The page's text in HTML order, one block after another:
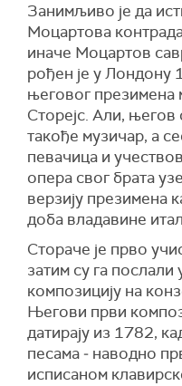
Занимљиво је да
Моцартова
иначе Моцартов
рођен је у Лондону
његовог презимена
Сторејс. Али, његов
такође музичар, а
певачица и
опера свог брата
верзију презимена
доба владавине
Стораче је прво
затим су га послали
композицију на
Његови први
датирају из 1782,
песама ‒ наводно
исписаном